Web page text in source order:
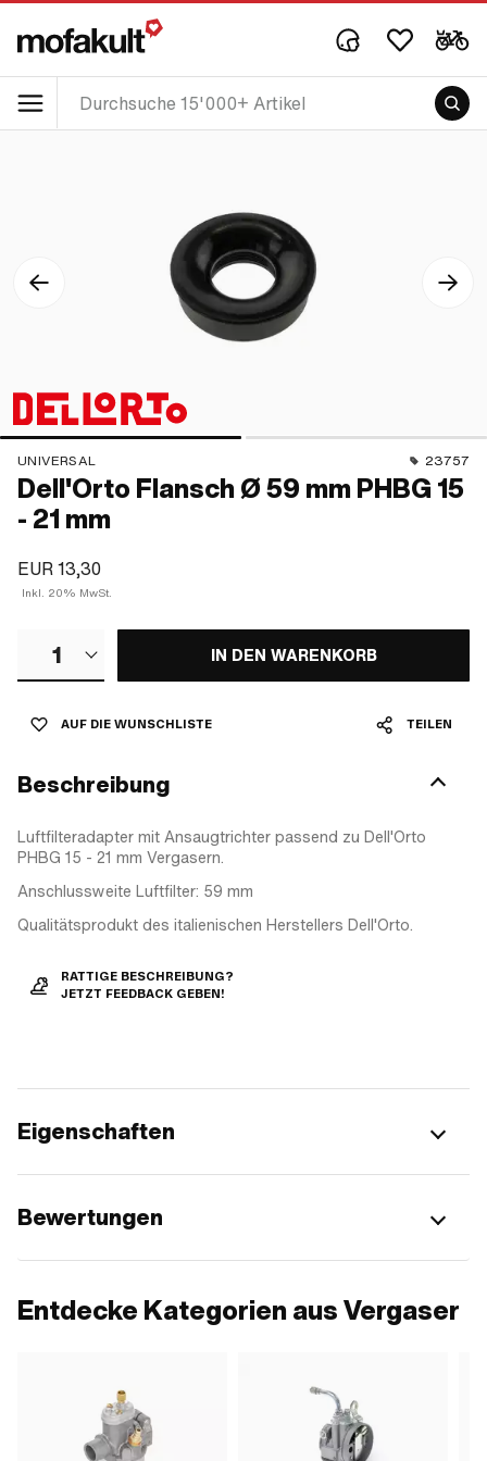
UNIVERSAL 23757
Dell'Orto Flansch Ø 59 mm PHBG 15
- 21 mm
EUR 13,30
Inkl. 20% MwSt.
1 IN DEN WARENKORB
AUF DIE WUNSCHLISTE TEILEN
Beschreibung
Luftfilteradapter mit Ansaugtrichter passend zu Dell'Orto
PHBG 15 - 21 mm Vergasern.
Anschlussweite Luftfilter: 59 mm
Qualitätsprodukt des italienischen Herstellers Dell'Orto.
RATTIGE BESCHREIBUNG?
JETZT FEEDBACK GEBEN!
Eigenschaften
Bewertungen
Entdecke Kategorien aus Vergaser